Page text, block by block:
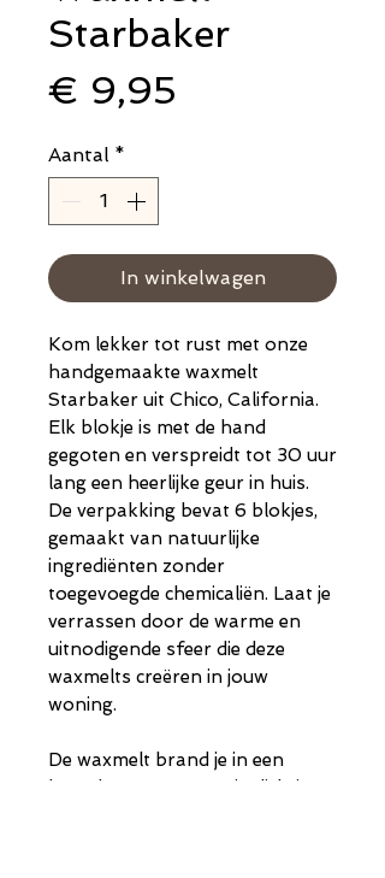
Starbaker
€ 9,95
Aantal *
In winkelwagen
Kom lekker tot rust met onze
handgemaakte waxmelt
Starbaker uit Chico, California.
Elk blokje is met de hand
gegoten en verspreidt tot 30 uur
lang een heerlijke geur in huis.
De verpakking bevat 6 blokjes,
gemaakt van natuurlijke
ingrediënten zonder
toegevoegde chemicaliën. Laat je
verrassen door de warme en
uitnodigende sfeer die deze
waxmelts creëren in jouw
woning.
De waxmelt brand je in een